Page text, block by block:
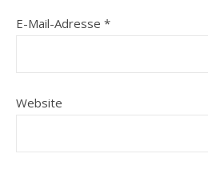
E-Mail-Adresse *
Website